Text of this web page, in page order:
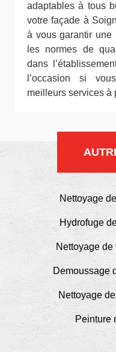
adaptables à tous
votre façade à
à vous garantir une
les normes de
dans
l’occasion si
meilleurs services à
Nettoyage
Hydrofuge
Nettoyage
Demoussage
Nettoyage
Peinture